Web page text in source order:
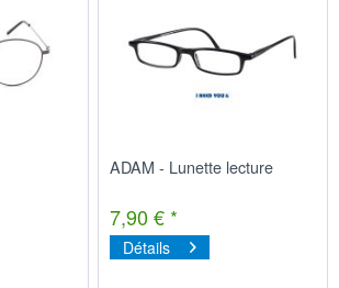
ADAM - Lunette lecture
7,90 € *
Détails